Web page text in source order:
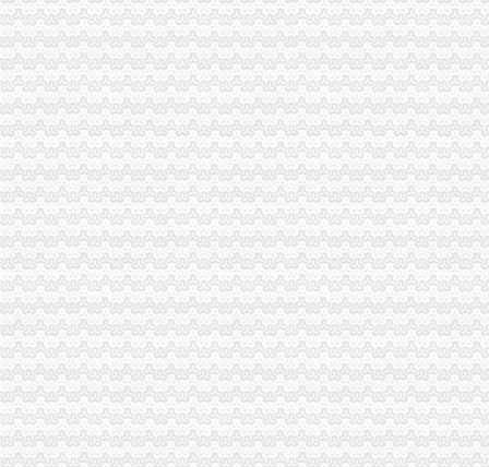
璧山局“三到位”重庆免费注册公司发展农村经纪人取得成效
奉节局一元注册公司三字诀狠抓食品安全监管
高新园局、大渡口局、潼南局注册登记科通过市级“青年文明号”免费注册公司
璧山局重庆一元注册公司八塘工商所三项措施促进农民专业合作社健康发展
忠县局重庆0元注册公司忠州所加农村经纪人培训促进农民增收
涪陵局一元注册公司高效科技维权树立12315执法权威
酉局关闭“网吧”0元注册公司流程29户“游戏室”13户
璧山局免费注册公司大路工商所为农民专业合作社开创致富新天地
巴南局“三加一巩固”0元注册公司开展机动车非法营运专项整
潼南局扎实开展“大学法”0元注册公司流程活动初显成效
合川局推出“十步工作法”0元注册公司索创建无销村试点活动成效显著
璧山工商局重庆免费注册公司成功召开全县企业信用体系建设工作会
大足县表彰“知名五金品牌”重庆0元注册公司并励该县4家五金企业
涪陵局0元注册公司清溪所防并举疏堵结合开展无照经营整工作
九龙坡局园区工商所“六到位”重庆一元注册公司服务地方经济
渝中局重庆0元注册公司圆满完成2007-2008年度注册登记政风行风评议工作